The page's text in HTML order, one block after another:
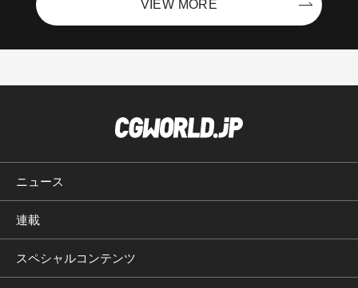
VIEW MORE
ニュース
連載
スペシャルコンテンツ